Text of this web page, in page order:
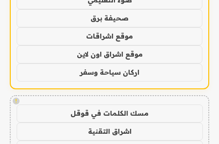
صحيفة برق
موقع اشراقات
موقع اشراق اون لاين
اركان سياحة وسفر
!
مسك الكلمات في قوقل
اشراق التقنية